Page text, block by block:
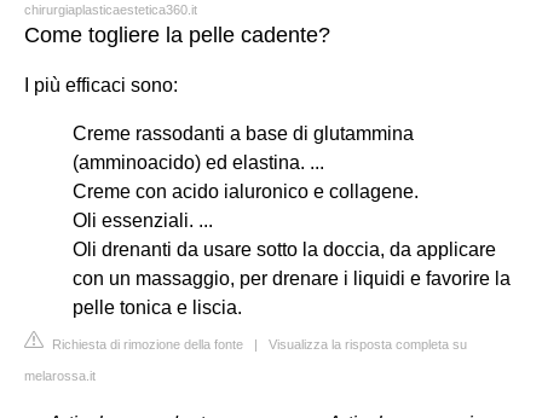
chirurgiaplasticaestetica360.it
Come togliere la pelle cadente?
I più efficaci sono:
Creme rassodanti a base di glutammina
(amminoacido) ed elastina. ...
Creme con acido ialuronico e collagene.
Oli essenziali. ...
Oli drenanti da usare sotto la doccia, da applicare
con un massaggio, per drenare i liquidi e favorire la
pelle tonica e liscia.
Richiesta di rimozione della fonte | Visualizza la risposta completa su
melarossa.it